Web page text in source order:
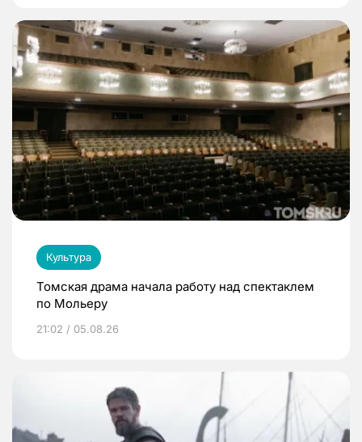
Культура
Томская драма начала работу над спектаклем
по Мольеру
21:02 / 05.08.26